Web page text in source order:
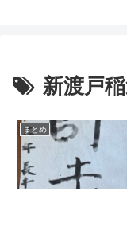
新渡戸
まとめ